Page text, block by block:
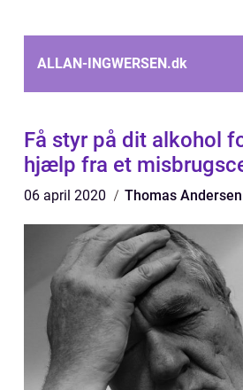
ALLAN-INGWERSEN.dk
Få styr på dit alkohol
hjælp fra et
06 april 2020 Thomas Andersen